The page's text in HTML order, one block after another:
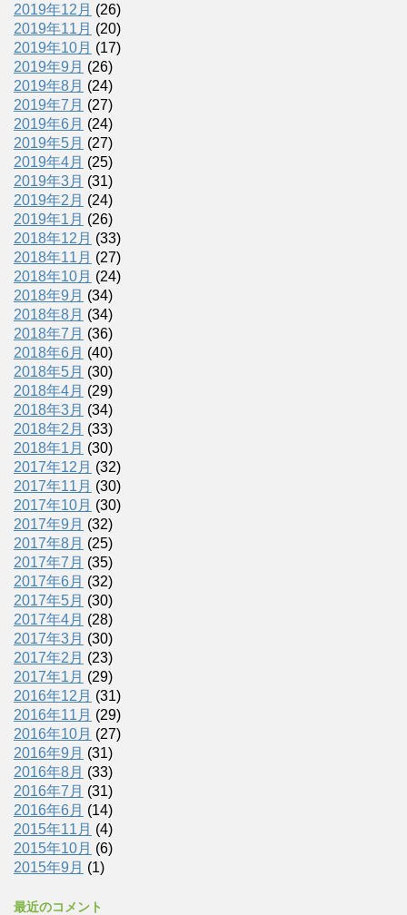
2019年12月 (26)
2019年11月 (20)
2019年10月 (17)
2019年9月 (26)
2019年8月 (24)
2019年7月 (27)
2019年6月 (24)
2019年5月 (27)
2019年4月 (25)
2019年3月 (31)
2019年2月 (24)
2019年1月 (26)
2018年12月 (33)
2018年11月 (27)
2018年10月 (24)
2018年9月 (34)
2018年8月 (34)
2018年7月 (36)
2018年6月 (40)
2018年5月 (30)
2018年4月 (29)
2018年3月 (34)
2018年2月 (33)
2018年1月 (30)
2017年12月 (32)
2017年11月 (30)
2017年10月 (30)
2017年9月 (32)
2017年8月 (25)
2017年7月 (35)
2017年6月 (32)
2017年5月 (30)
2017年4月 (28)
2017年3月 (30)
2017年2月 (23)
2017年1月 (29)
2016年12月 (31)
2016年11月 (29)
2016年10月 (27)
2016年9月 (31)
2016年8月 (33)
2016年7月 (31)
2016年6月 (14)
2015年11月 (4)
2015年10月 (6)
2015年9月 (1)
最近のコメント